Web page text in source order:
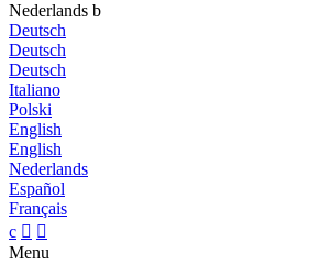
Nederlands b
Deutsch
Deutsch
Deutsch
Italiano
Polski
English
English
Nederlands
Español
Français
c  
Menu